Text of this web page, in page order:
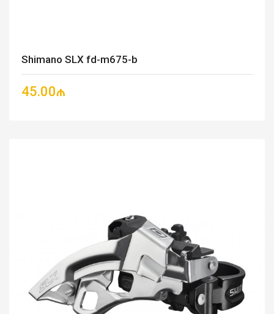
Shimano SLX fd-m675-b
45.00₼